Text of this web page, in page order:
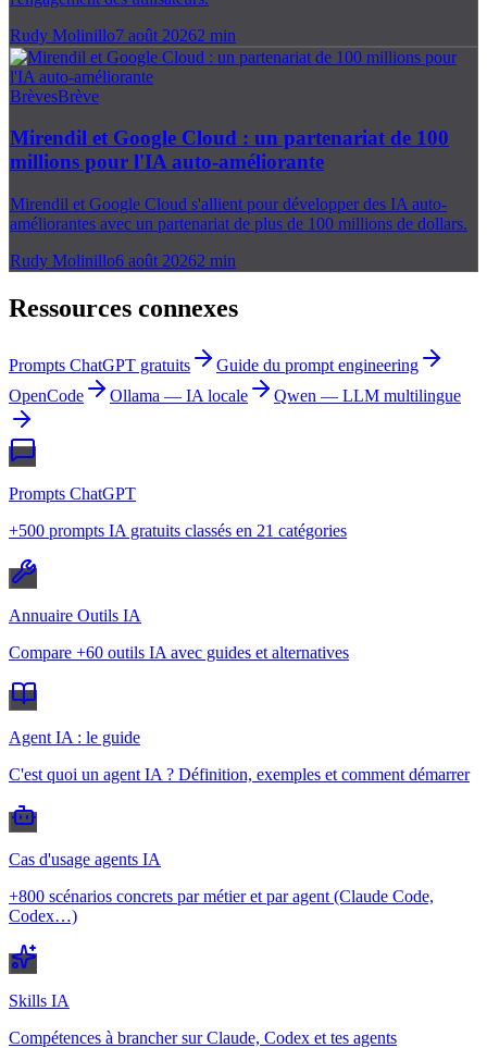
Rudy Molinillo7 août 20262 min
BrèvesBrève
Mirendil et Google Cloud : un partenariat de 100
millions pour l'IA auto-améliorante
Mirendil et Google Cloud s'allient pour développer des IA auto-
améliorantes avec un partenariat de plus de 100 millions de dollars.
Rudy Molinillo6 août 20262 min
Ressources connexes
Prompts ChatGPT gratuits
Guide du prompt engineering
OpenCode
Ollama — IA locale Qwen — LLM multilingue
Prompts ChatGPT
+500 prompts IA gratuits classés en 21 catégories
Annuaire Outils IA
Compare +60 outils IA avec guides et alternatives
Agent IA : le guide
C'est quoi un agent IA ? Définition, exemples et comment démarrer
Cas d'usage agents IA
+800 scénarios concrets par métier et par agent (Claude Code,
Codex…)
Skills IA
Compétences à brancher sur Claude, Codex et tes agents